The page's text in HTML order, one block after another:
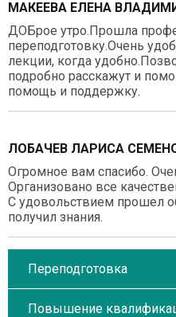
МАКЕЕВА ЕЛЕНА
ДОБрое утро.Прошла
переподготовку.Очень
лекции, когда
подробно расскажут и
помощь и поддержку.
ЛОБАЧЕВ ЛАРИСА
Огромное вам спасибо.
Организовано все
С удовольствием прошел
получил знания.
Переподготовка
Повышение